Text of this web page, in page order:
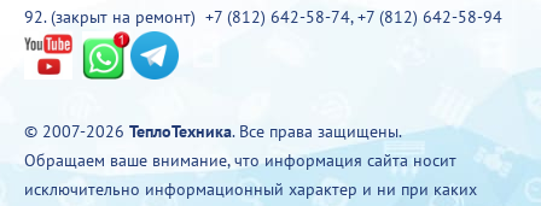
92. (закрыт на ремонт) +7 (812) 642-58-74,+7 (812) 642-58-94
© 2007-2026 ТеплоТехника. Все права защищены.
Обращаем ваше внимание, что информация сайта носит
исключительно информационный характер и ни при каких